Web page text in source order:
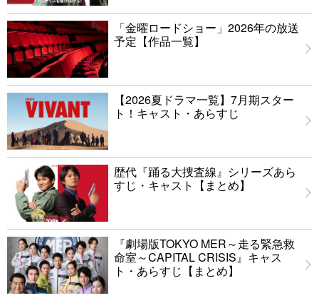
「金曜ロードショー」2026年の放送
予定【作品一覧】
【2026夏ドラマ一覧】7月期スター
ト！キャスト・あらすじ
歴代『踊る大捜査線』シリーズあら
すじ・キャスト【まとめ】
『劇場版TOKYO MER～走る緊急救
命室～CAPITAL CRISIS』キャス
ト・あらすじ【まとめ】